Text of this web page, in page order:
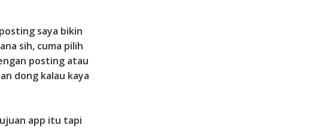
saya bikin
sih, cuma pilih
posting atau
dong kalau kaya
app itu tapi